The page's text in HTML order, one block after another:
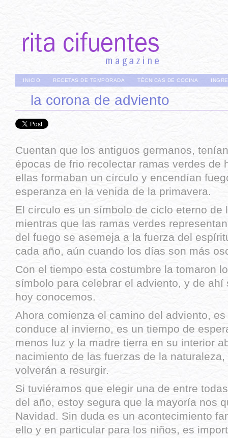
INICIO RECETAS DE TEMPORADA TÉCNICAS DE COCINA
la corona de adviento
Cuentan que los antiguos germanos,
épocas de frio recolectar ramas verdes de
ellas formaban un círculo y encendían
esperanza en la venida de la primavera.
El círculo es un símbolo de ciclo eterno de
mientras que las ramas verdes
del fuego se asemeja a la fuerza del
cada año, aún cuando los días son más
Con el tiempo esta costumbre la tomaron
símbolo para celebrar el adviento, y de ahí
hoy conocemos.
Ahora comienza el camino del adviento,
conduce al invierno, es un tiempo de
menos luz y la madre tierra en su interior
nacimiento de las fuerzas de la
volverán a resurgir.
Si tuviéramos que elegir una de entre
del año, estoy segura que la mayoría nos
Navidad. Sin duda es un acontecimiento
ello y en particular para los niños, es